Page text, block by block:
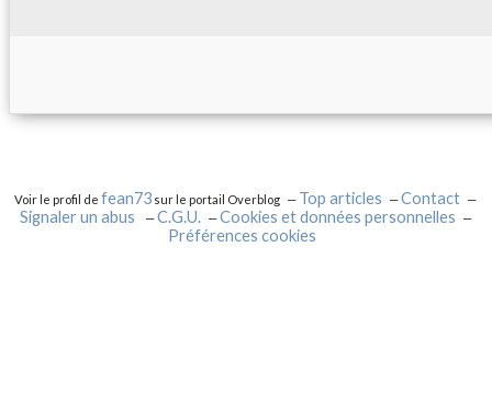
Voir le profil defean73 sur le portail Overblog Top articles
Contact
Signaler un abus
C.G.U.
Cookies et données personnelles
Préférences cookies